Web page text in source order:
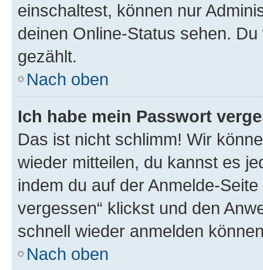
einschaltest, können nur
deinen Online-Status sehen.
gezählt.
Nach oben
Ich habe mein Passwort
Das ist nicht schlimm! Wir
wieder mitteilen, du kannst es
indem du auf der Anmelde-
vergessen“ klickst und den
schnell wieder anmelden
Nach oben